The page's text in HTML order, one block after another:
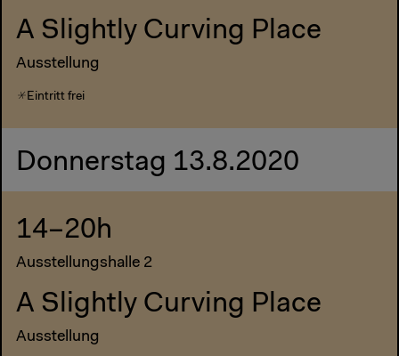
A Slightly Curving Place
Ausstellung
Eintritt frei
Donnerstag 13.8.2020
14–20h
Ausstellungshalle 2
A Slightly Curving Place
Ausstellung